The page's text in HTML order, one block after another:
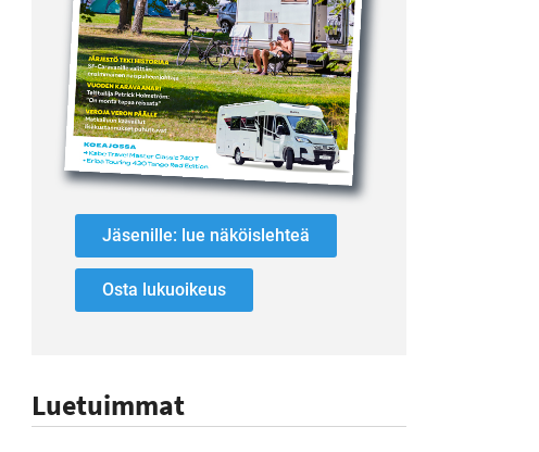
Jäsenille: lue näköislehteä
Osta lukuoikeus
Luetuimmat